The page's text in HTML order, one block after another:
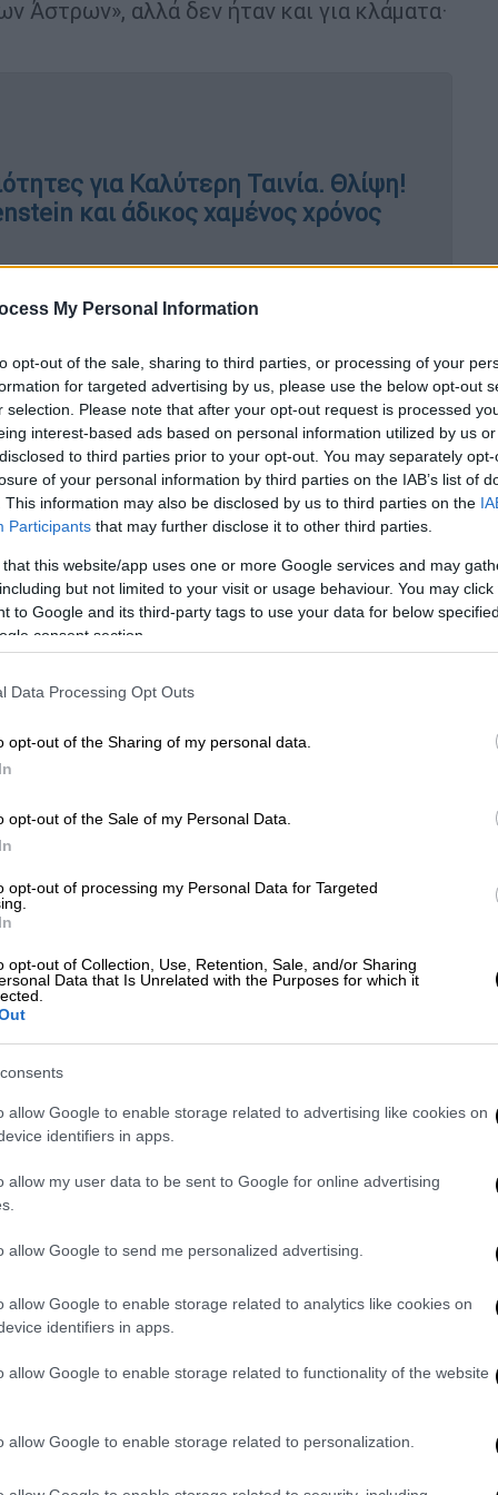
My Personal Information
opt-out of the sale, sharing to third parties, or processing of your
for targeted advertising by us, please use the below opt-out
selection. Please note that after your opt-out request is processed
interest-based ads based on personal information utilized by us
to third parties prior to your opt-out. You may separately
of your personal information by third parties on the IAB’s list of
This information may also be disclosed by us to third parties on the
Participants that may further disclose it to other third parties.
that this website/app uses one or more Google services and may
but not limited to your visit or usage behaviour. You may
to Google and its third-party tags to use your data for below
consent section.
Data Processing Opt Outs
opt-out of the Sharing of my personal data.
opt-out of the Sale of my Personal Data.
opt-out of processing my Personal Data for Targeted
opt-out of Collection, Use, Retention, Sale, and/or Sharing
Data that Is Unrelated with the Purposes for which it
allow Google to enable storage related to advertising like cookies on
identifiers in apps.
allow my user data to be sent to Google for online advertising
allow Google to send me personalized advertising.
allow Google to enable storage related to analytics like cookies on
identifiers in apps.
allow Google to enable storage related to functionality of the website
allow Google to enable storage related to personalization.
αλλά δεν ήταν και για κλάματα·
για Καλύτερη Ταινία. Θλίψη!
και άδικος χαμένος χρόνος
το ίδιο φαγητό με το περσινό -
στο χέρι…
είναι η απόπειρα του Ρίντλεϊ Σκοτ να
τα σκουριασμένα λουκέτα του
κινηματογραφικής βιομηχανίας τον
χρόνια μετά την επιτυχία των πέντε
ταινιούλα για να τρώνε την κρέμα
και μαϊμούδες μεταλλαγμένες σε
με πρωταγωνιστές: «άντε μια αρπαχτή να
υπό την αρωγή της τεχνητής
φυσική νοημοσύνη, γιατί καθίσαμε
ύπνο μας, και που σίγουρα θα βλέπαμε
ο καλός δευτεραγωνιστής της
που ακούει στο όνομα Ακάκιος (τα
τις ρωμαϊκές γαλέρες στη Νουμιδία του
σέρνει σκλάβο στη Ρώμη τον
είμαι αλλά κάπου θα φθάσω» Πολ Μέσκαλ
Σαίξπηρ στο καταθλιπτικό «Άμνετ»)